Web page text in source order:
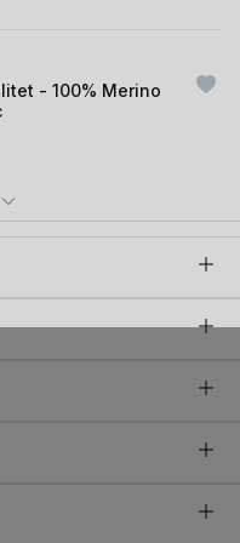
etisk produksjon og
- 100% Merino
| Classic